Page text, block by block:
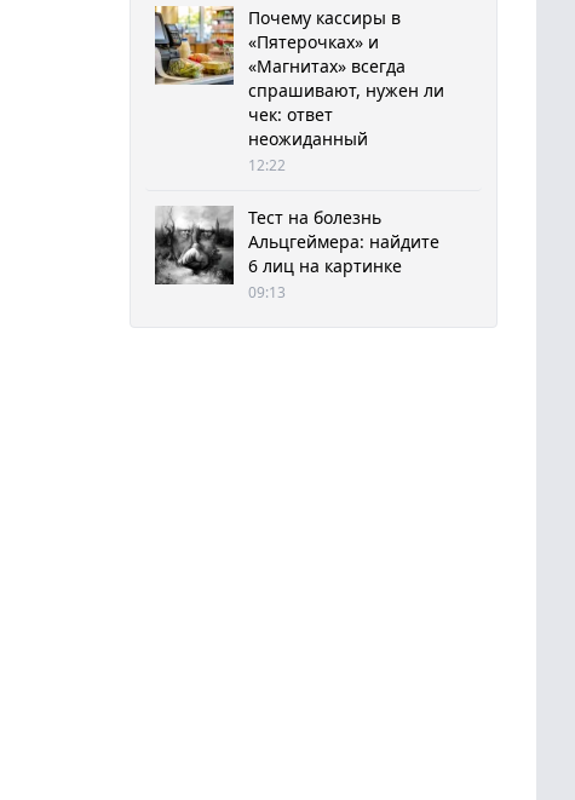
Почему кассиры в
«Пятерочках» и
«Магнитах» всегда
спрашивают, нужен ли
чек: ответ
неожиданный
12:22
Тест на болезнь
Альцгеймера: найдите
6 лиц на картинке
09:13